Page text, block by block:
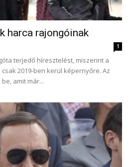
harca rajongóinak
1
terjedő híresztelést, miszerint a
2019-ben kerül képernyőre. Az
amit már...